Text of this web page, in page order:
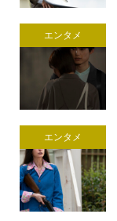
エンタメ
エンタメ